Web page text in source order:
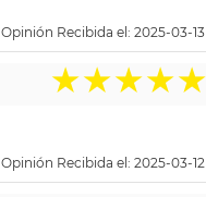
Opinión Recibida el: 2025-03-13
★★★★★
Opinión Recibida el: 2025-03-12